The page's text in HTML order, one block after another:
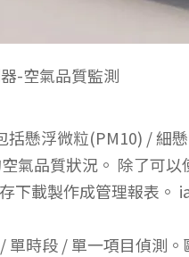
-空氣品質監測
懸浮微粒(PM10) / 細
氣品質狀況。 除了可
載製作成管理報表。
時段 / 單一項目偵測